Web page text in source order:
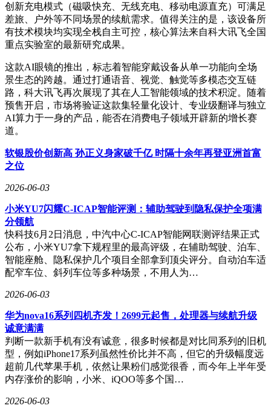
创新充电模式（磁吸快充、无线充电、移动电源直充）可满足
差旅、户外等不同场景的续航需求。值得关注的是，该设备所
有技术模块均实现全栈自主可控，核心算法来自科大讯飞全国
重点实验室的最新研究成果。
这款AI眼镜的推出，标志着智能穿戴设备从单一功能向全场
景生态的跨越。通过打通语音、视觉、触觉等多模态交互链
路，科大讯飞再次展现了其在人工智能领域的技术积淀。随着
预售开启，市场将验证这款集轻量化设计、专业级翻译与独立
AI算力于一身的产品，能否在消费电子领域开辟新的增长赛
道。
软银股价创新高 孙正义身家破千亿 时隔十余年再登亚洲首富
之位
2026-06-03
小米YU7闪耀C-ICAP智能评测：辅助驾驶到隐私保护全项满
分领航
快科技6月2日消息，中汽中心C-ICAP智能网联测评结果正式
公布，小米YU7拿下规程里的最高评级，在辅助驾驶、泊车、
智能座舱、隐私保护几个项目全部拿到顶尖评分。自动泊车适
配窄车位、斜列车位等多种场景，不用人为…
2026-06-03
华为nova16系列四机齐发！2699元起售，处理器与续航升级
诚意满满
判断一款新手机有没有诚意，很多时候都是对比同系列的旧机
型，例如iPhone17系列虽然性价比并不高，但它的升级幅度远
超前几代苹果手机，依然让果粉们感觉很香，而今年上半年受
内存涨价的影响，小米、iQOO等多个国…
2026-06-03